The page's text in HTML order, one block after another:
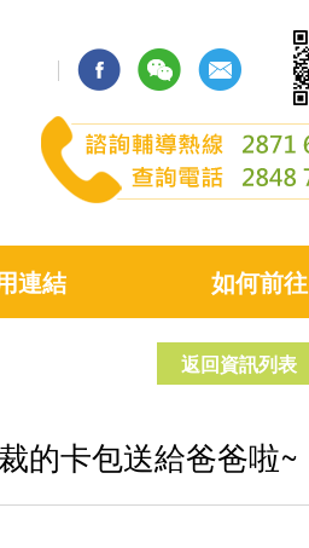
連結 如何前往
返回資訊列表
的卡包送給爸爸啦~